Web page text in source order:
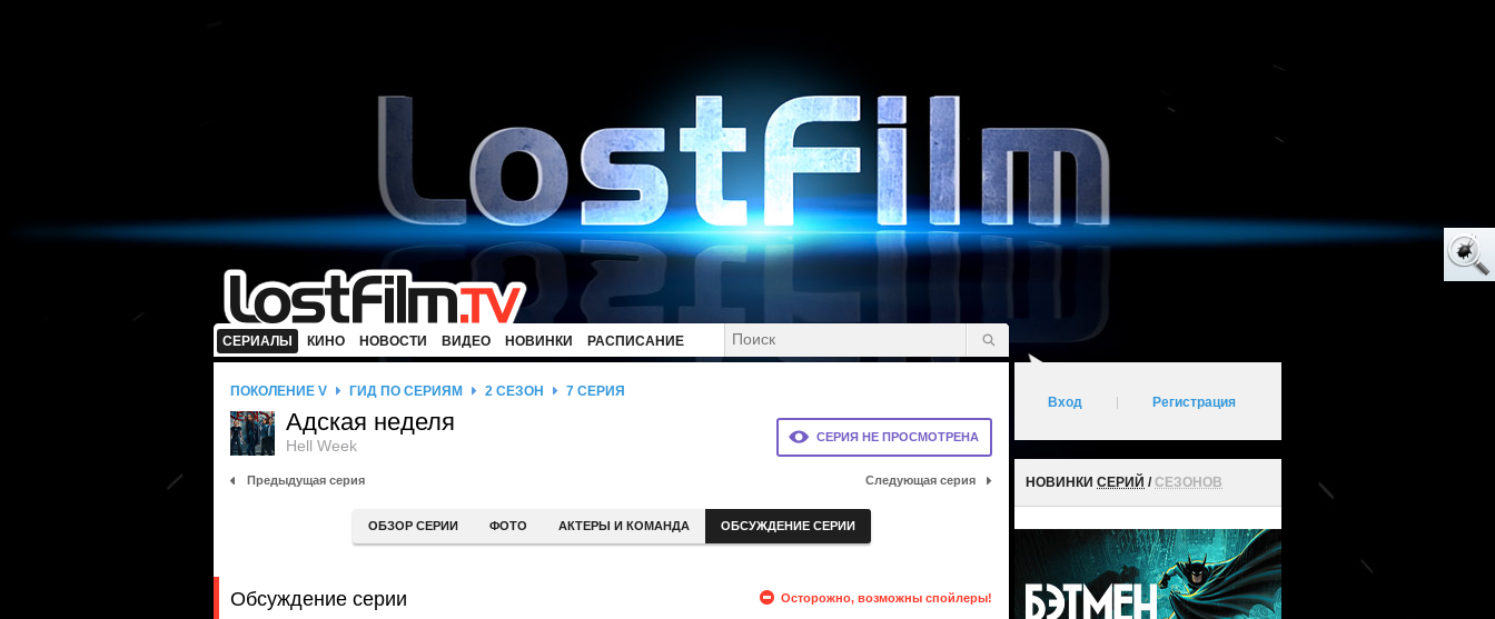
СЕРИАЛЫ КИНО НОВОСТИ ВИДЕО НОВИНКИ РАСПИСАНИЕ
СЕРИЯ НЕ ПРОСМОТРЕНА
ПОКОЛЕНИЕ V ГИД ПО СЕРИЯМ 2 СЕЗОН 7 СЕРИЯ
Адская неделя
Hell Week
Предыдущая серия Следующая серия
ОБЗОР СЕРИИ ФОТО АКТЕРЫ И КОМАНДА ОБСУЖДЕНИЕ СЕРИИ
Осторожно, возможны спойлеры!
Обсуждение серии
Вход Регистрация
НОВИНКИ СЕРИЙ /СЕЗОНОВ